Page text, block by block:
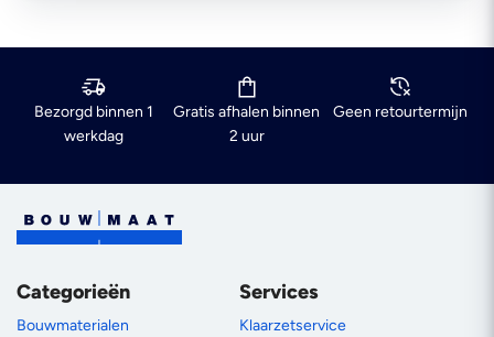
Bezorgd binnen 1
werkdag
Gratis afhalen binnen
2 uur
Geen retourtermijn
Categorieën
Bouwmaterialen
Services
Klaarzetservice